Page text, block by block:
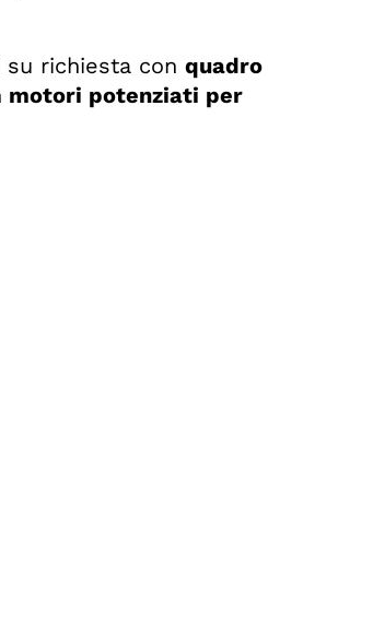
richiesta con quadro
motori potenziati per